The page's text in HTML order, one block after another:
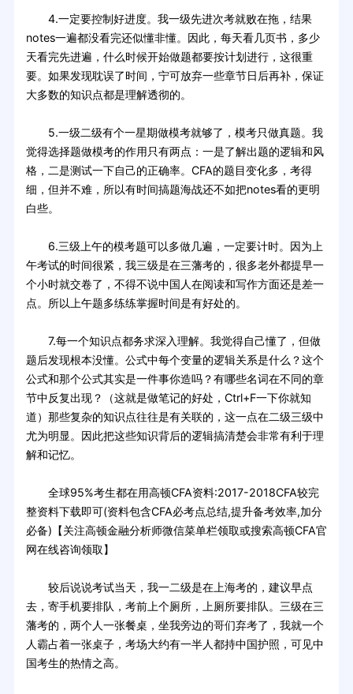
4.一定要控制好进度。我一级先进次考就败在拖，结果
notes一遍都没看完还似懂非懂。因此，每天看几页书，多少
天看完先进遍，什么时候开始做题都要按计划进行，这很重
要。如果发现耽误了时间，宁可放弃一些章节日后再补，保证
大多数的知识点都是理解透彻的。
5.一级二级有个一星期做模考就够了，模考只做真题。我
觉得选择题做模考的作用只有两点：一是了解出题的逻辑和风
格，二是测试一下自己的正确率。CFA的题目变化多，考得
细，但并不难，所以有时间搞题海战还不如把notes看的更明
白些。
6.三级上午的模考题可以多做几遍，一定要计时。因为上
午考试的时间很紧，我三级是在三藩考的，很多老外都提早一
个小时就交卷了，不得不说中国人在阅读和写作方面还是差一
点。所以上午题多练练掌握时间是有好处的。
7.每一个知识点都务求深入理解。我觉得自己懂了，但做
题后发现根本没懂。公式中每个变量的逻辑关系是什么？这个
公式和那个公式其实是一件事你造吗？有哪些名词在不同的章
节中反复出现？（这就是做笔记的好处，Ctrl+F一下你就知
道）那些复杂的知识点往往是有关联的，这一点在二级三级中
尤为明显。因此把这些知识背后的逻辑搞清楚会非常有利于理
解和记忆。
全球95%考生都在用高顿CFA资料:2017-2018CFA较完
整资料下载即可(资料包含CFA必考点总结,提升备考效率,加分
必备)【关注高顿金融分析师微信菜单栏领取或搜索高顿CFA官
网在线咨询领取】
较后说说考试当天，我一二级是在上海考的，建议早点
去，寄手机要排队，考前上个厕所，上厕所要排队。三级在三
藩考的，两个人一张餐桌，坐我旁边的哥们弃考了，我就一个
人霸占着一张桌子，考场大约有一半人都持中国护照，可见中
国考生的热情之高。